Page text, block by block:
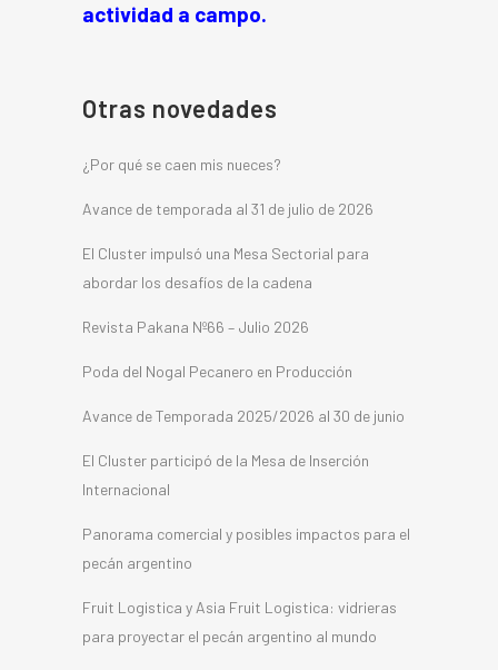
actividad a campo.
Otras novedades
¿Por qué se caen mis nueces?
Avance de temporada al 31 de julio de 2026
El Cluster impulsó una Mesa Sectorial para
abordar los desafíos de la cadena
Revista Pakana Nº66 – Julio 2026
Poda del Nogal Pecanero en Producción
Avance de Temporada 2025/2026 al 30 de junio
El Cluster participó de la Mesa de Inserción
Internacional
Panorama comercial y posibles impactos para el
pecán argentino
Fruit Logistica y Asia Fruit Logistica: vidrieras
para proyectar el pecán argentino al mundo